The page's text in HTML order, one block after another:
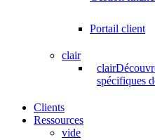
Portail client
clair
clair
spécifiques
Clients
Ressources
vide